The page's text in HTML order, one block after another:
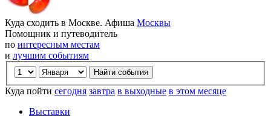
Куда сходить в Москве. Афиша Москвы
Помощник и путеводитель
по интересным местам
и лучшим событиям
Куда пойти сегодня завтра в выходные в этом месяце
Выставки